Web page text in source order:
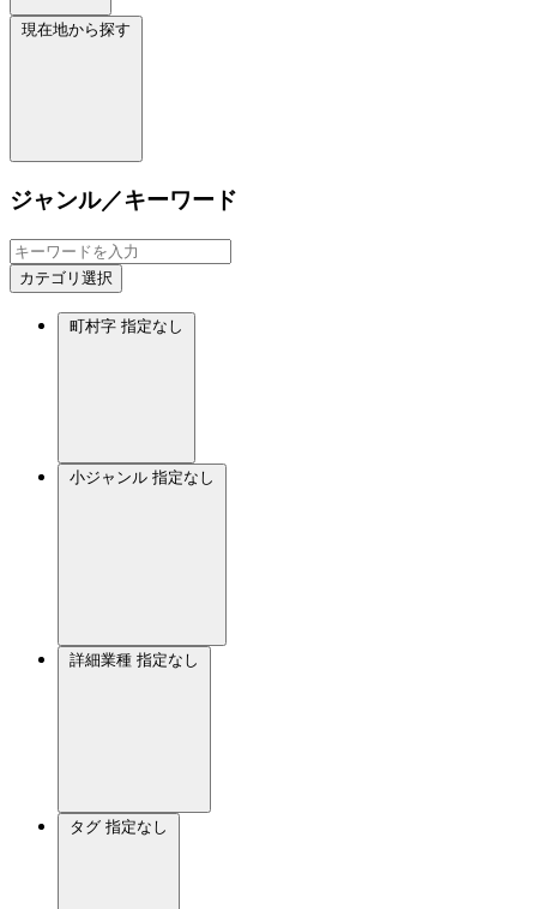
現在地から探す
ジャンル／キーワード
カテゴリ選択
町村字 指定なし
小ジャンル 指定なし
詳細業種 指定なし
タグ 指定なし